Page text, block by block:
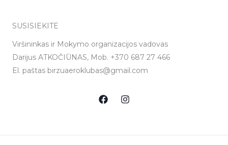
SUSISIEKITE
Viršininkas ir Mokymo organizacijos vadovas
Darijus ATKOČIŪNAS, Mob. +370 687 27 466
El. paštas birzuaeroklubas@gmail.com